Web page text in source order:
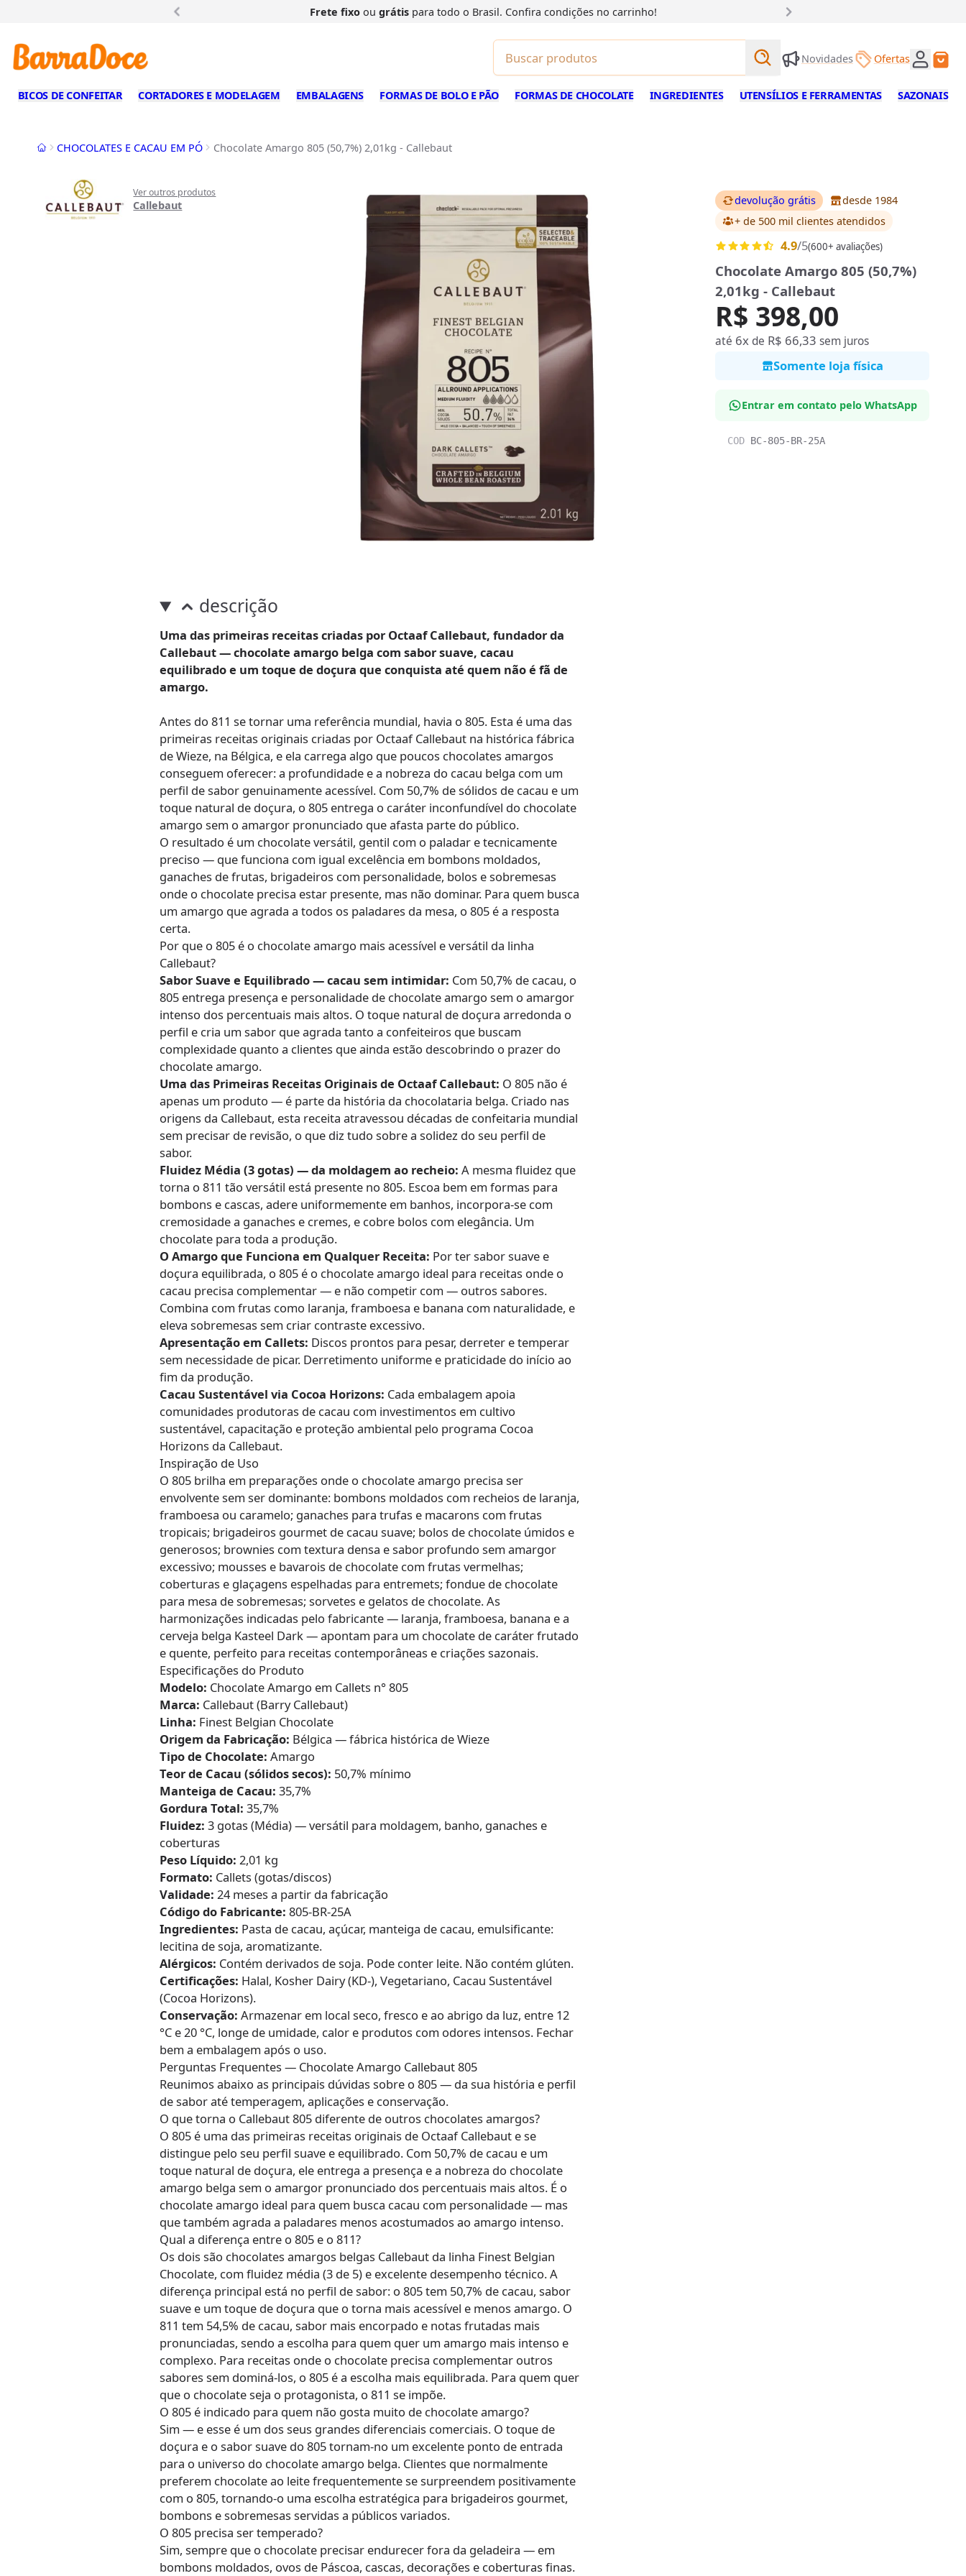
Frete fixoou grátispara todo o Brasil. Confira condições no carrinho!
Buscar produtos
Buscar
Novidades Ofertas
BICOS DE CONFEITAR CORTADORES E MODELAGEM EMBALAGENS FORMAS DE BOLO E PÃO FORMAS DE CHOCOLATE INGREDIENTES UTENSÍLIOS E FERRAMENTAS SAZONAIS
InícioCHOCOLATES E CACAU EM PÓ Chocolate Amargo 805 (50,7%) 2,01kg - Callebaut
Ver outros produtos
Callebaut devolução grátis
desde 1984
+ de 500 mil clientes atendidos
4.9/5(600+ avaliações)
Chocolate Amargo 805 (50,7%)
2,01kg - Callebaut
R$ 398,00
até 6xde R$ 66,33 sem juros
Somente loja física
Entrar em contato pelo WhatsApp
COD BC-805-BR-25A
descrição
Uma das primeiras receitas criadas por Octaaf Callebaut, fundador da
Callebaut — chocolate amargo belga com sabor suave, cacau
equilibrado e um toque de doçura que conquista até quem não é fã de
amargo.
Antes do 811 se tornar uma referência mundial, havia o 805. Esta é uma das
primeiras receitas originais criadas por Octaaf Callebaut na histórica fábrica
de Wieze, na Bélgica, e ela carrega algo que poucos chocolates amargos
conseguem oferecer: a profundidade e a nobreza do cacau belga com um
perfil de sabor genuinamente acessível. Com 50,7% de sólidos de cacau e um
toque natural de doçura, o 805 entrega o caráter inconfundível do chocolate
amargo sem o amargor pronunciado que afasta parte do público.
O resultado é um chocolate versátil, gentil com o paladar e tecnicamente
preciso — que funciona com igual excelência em bombons moldados,
ganaches de frutas, brigadeiros com personalidade, bolos e sobremesas
onde o chocolate precisa estar presente, mas não dominar. Para quem busca
um amargo que agrada a todos os paladares da mesa, o 805 é a resposta
certa.
Por que o 805 é o chocolate amargo mais acessível e versátil da linha
Callebaut?
Sabor Suave e Equilibrado — cacau sem intimidar: Com 50,7% de cacau, o
805 entrega presença e personalidade de chocolate amargo sem o amargor
intenso dos percentuais mais altos. O toque natural de doçura arredonda o
perfil e cria um sabor que agrada tanto a confeiteiros que buscam
complexidade quanto a clientes que ainda estão descobrindo o prazer do
chocolate amargo.
Uma das Primeiras Receitas Originais de Octaaf Callebaut: O 805 não é
apenas um produto — é parte da história da chocolataria belga. Criado nas
origens da Callebaut, esta receita atravessou décadas de confeitaria mundial
sem precisar de revisão, o que diz tudo sobre a solidez do seu perfil de
sabor.
Fluidez Média (3 gotas) — da moldagem ao recheio: A mesma fluidez que
torna o 811 tão versátil está presente no 805. Escoa bem em formas para
bombons e cascas, adere uniformemente em banhos, incorpora-se com
cremosidade a ganaches e cremes, e cobre bolos com elegância. Um
chocolate para toda a produção.
O Amargo que Funciona em Qualquer Receita: Por ter sabor suave e
doçura equilibrada, o 805 é o chocolate amargo ideal para receitas onde o
cacau precisa complementar — e não competir com — outros sabores.
Combina com frutas como laranja, framboesa e banana com naturalidade, e
eleva sobremesas sem criar contraste excessivo.
Apresentação em Callets: Discos prontos para pesar, derreter e temperar
sem necessidade de picar. Derretimento uniforme e praticidade do início ao
fim da produção.
Cacau Sustentável via Cocoa Horizons: Cada embalagem apoia
comunidades produtoras de cacau com investimentos em cultivo
sustentável, capacitação e proteção ambiental pelo programa Cocoa
Horizons da Callebaut.
Inspiração de Uso
O 805 brilha em preparações onde o chocolate amargo precisa ser
envolvente sem ser dominante: bombons moldados com recheios de laranja,
framboesa ou caramelo; ganaches para trufas e macarons com frutas
tropicais; brigadeiros gourmet de cacau suave; bolos de chocolate úmidos e
generosos; brownies com textura densa e sabor profundo sem amargor
excessivo; mousses e bavarois de chocolate com frutas vermelhas;
coberturas e glaçagens espelhadas para entremets; fondue de chocolate
para mesa de sobremesas; sorvetes e gelatos de chocolate. As
harmonizações indicadas pelo fabricante — laranja, framboesa, banana e a
cerveja belga Kasteel Dark — apontam para um chocolate de caráter frutado
e quente, perfeito para receitas contemporâneas e criações sazonais.
Especificações do Produto
Modelo: Chocolate Amargo em Callets n° 805
Marca: Callebaut (Barry Callebaut)
Linha: Finest Belgian Chocolate
Origem da Fabricação: Bélgica — fábrica histórica de Wieze
Tipo de Chocolate: Amargo
Teor de Cacau (sólidos secos): 50,7% mínimo
Manteiga de Cacau: 35,7%
Gordura Total: 35,7%
Fluidez: 3 gotas (Média) — versátil para moldagem, banho, ganaches e
coberturas
Peso Líquido: 2,01 kg
Formato: Callets (gotas/discos)
Validade: 24 meses a partir da fabricação
Código do Fabricante: 805-BR-25A
Ingredientes: Pasta de cacau, açúcar, manteiga de cacau, emulsificante:
lecitina de soja, aromatizante.
Alérgicos: Contém derivados de soja. Pode conter leite. Não contém glúten.
Certificações: Halal, Kosher Dairy (KD-), Vegetariano, Cacau Sustentável
(Cocoa Horizons).
Conservação: Armazenar em local seco, fresco e ao abrigo da luz, entre 12
°C e 20 °C, longe de umidade, calor e produtos com odores intensos. Fechar
bem a embalagem após o uso.
Perguntas Frequentes — Chocolate Amargo Callebaut 805
Reunimos abaixo as principais dúvidas sobre o 805 — da sua história e perfil
de sabor até temperagem, aplicações e conservação.
O que torna o Callebaut 805 diferente de outros chocolates amargos?
O 805 é uma das primeiras receitas originais de Octaaf Callebaut e se
distingue pelo seu perfil suave e equilibrado. Com 50,7% de cacau e um
toque natural de doçura, ele entrega a presença e a nobreza do chocolate
amargo belga sem o amargor pronunciado dos percentuais mais altos. É o
chocolate amargo ideal para quem busca cacau com personalidade — mas
que também agrada a paladares menos acostumados ao amargo intenso.
Qual a diferença entre o 805 e o 811?
Os dois são chocolates amargos belgas Callebaut da linha Finest Belgian
Chocolate, com fluidez média (3 de 5) e excelente desempenho técnico. A
diferença principal está no perfil de sabor: o 805 tem 50,7% de cacau, sabor
suave e um toque de doçura que o torna mais acessível e menos amargo. O
811 tem 54,5% de cacau, sabor mais encorpado e notas frutadas mais
pronunciadas, sendo a escolha para quem quer um amargo mais intenso e
complexo. Para receitas onde o chocolate precisa complementar outros
sabores sem dominá-los, o 805 é a escolha mais equilibrada. Para quem quer
que o chocolate seja o protagonista, o 811 se impõe.
O 805 é indicado para quem não gosta muito de chocolate amargo?
Sim — e esse é um dos seus grandes diferenciais comerciais. O toque de
doçura e o sabor suave do 805 tornam-no um excelente ponto de entrada
para o universo do chocolate amargo belga. Clientes que normalmente
preferem chocolate ao leite frequentemente se surpreendem positivamente
com o 805, tornando-o uma escolha estratégica para brigadeiros gourmet,
bombons e sobremesas servidas a públicos variados.
O 805 precisa ser temperado?
Sim, sempre que o chocolate precisar endurecer fora da geladeira — em
bombons moldados, ovos de Páscoa, cascas, decorações e coberturas finas.